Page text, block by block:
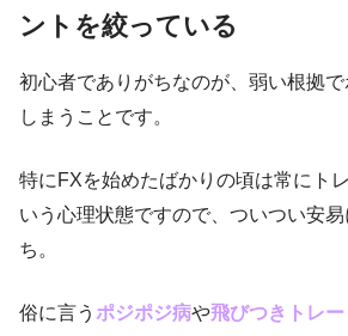
ントを絞っている
初心者でありがちなのが、弱い根拠
しまうことです。
特にFXを始めたばかりの頃は常にト
いう心理状態ですので、ついつい安
ち。
俗に言う ポジポジ病や飛びつきトレー